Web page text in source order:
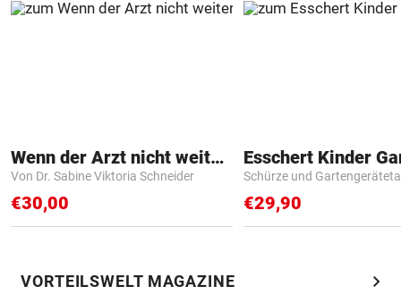
Wenn der Arzt nicht weiter weiß
Von Dr. Sabine Viktoria Schneider
€30,00
Schürze und
€29,90
VORTEILSWELT MAGAZINE chevron_right